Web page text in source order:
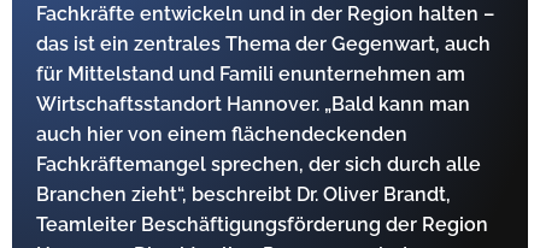
Fachkräfte entwickeln und in der Region halten –
das ist ein zentrales Thema der Gegenwart, auch
für Mittelstand und Famili enunternehmen am
Wirtschaftsstandort Hannover. „Bald kann man
auch hier von einem flächendeckenden
Fachkräftemangel sprechen, der sich durch alle
Branchen zieht“, beschreibt Dr. Oliver Brandt,
Teamleiter Beschäftigungsförderung der Region